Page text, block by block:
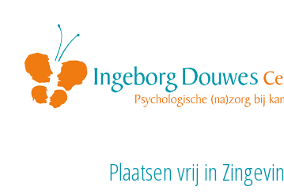
Plaatsen vrij in